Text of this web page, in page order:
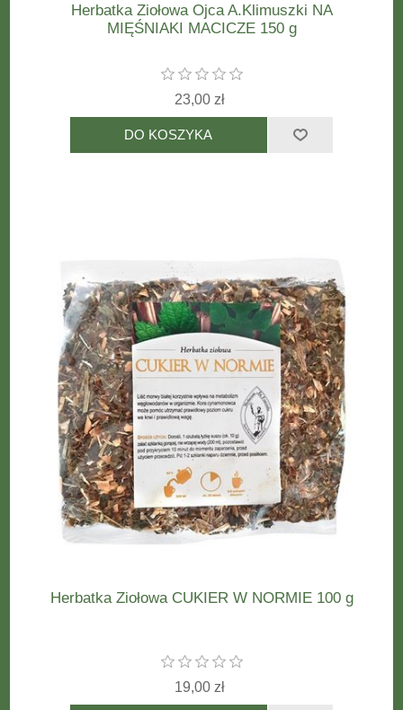
Herbatka Ziołowa Ojca A.Klimuszki NA
MIĘŚNIAKI MACICZE 150 g
23,00 zł
Herbatka Ziołowa CUKIER W NORMIE 100 g
19,00 zł